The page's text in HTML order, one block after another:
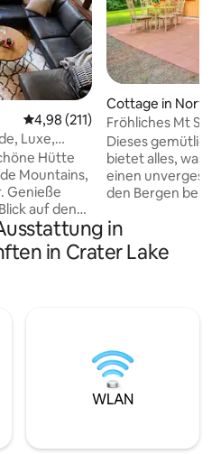
Durchschnittliche Bewertung:
4,98 (211)
Luxe,
Hütte
Mountains,
Genieße
auf den
Feuerstelle
ein Bad
mehr!
tollen
zum
deine
Cottage in North
Fröhliches Mt Si
Klimaanlage und
Dieses
bietet alles, was
einen
den Bergen
Teneriffe
Spaziergang
Meilen entfernt,
Fuß oder mit
erreichbar.
Feuerstelle
zur Verfügung.
in
in Crater Lake
WLAN